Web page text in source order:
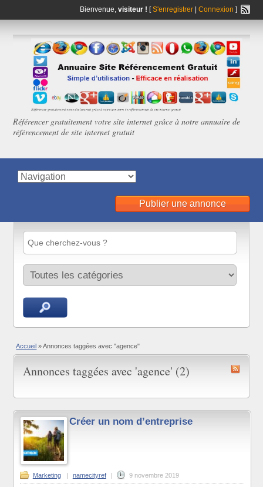
Bienvenue, visiteur ! [S'enregistrer| Connexion ]
Référencer gratuitement votre site internet grâce à notre annuaire de
référencement de site internet gratuit
Publier une annonce
Accueil » Annonces taggées avec "agence"
Annonces taggées avec 'agence' (2)
Créer un nom d’entreprise
Marketing | namecityref | 9 novembre 2019